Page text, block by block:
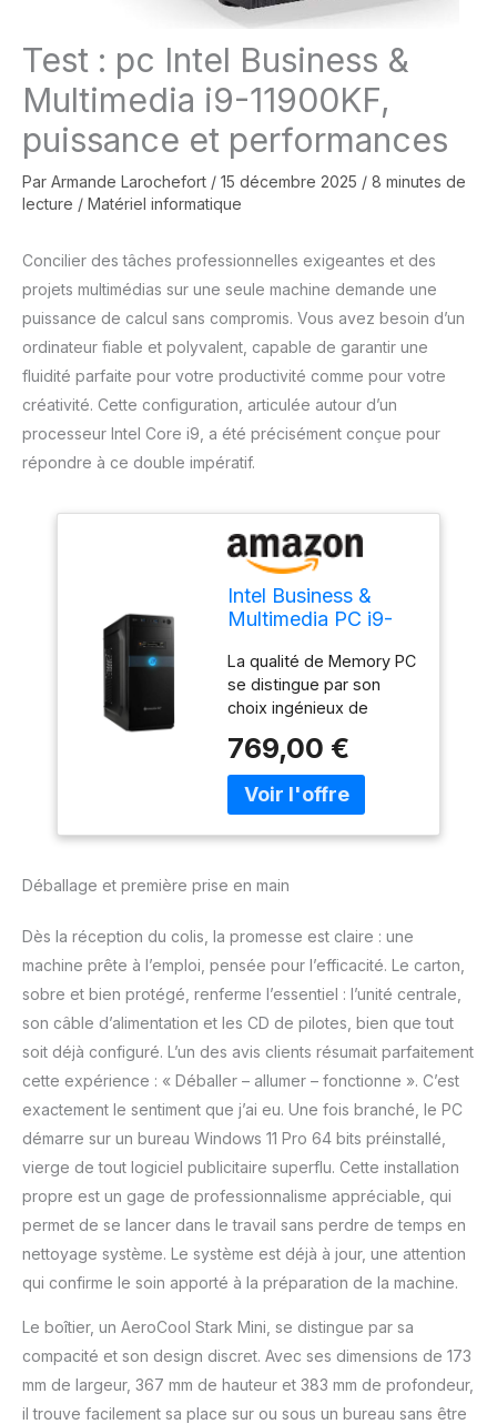
Test : pc Intel Business &
Multimedia i9-11900KF,
puissance et performances
Par Armande Larochefort / 15 décembre 2025 / 8 minutes de
lecture / Matériel informatique
Concilier des tâches professionnelles exigeantes et des
projets multimédias sur une seule machine demande une
puissance de calcul sans compromis. Vous avez besoin d’un
ordinateur fiable et polyvalent, capable de garantir une
fluidité parfaite pour votre productivité comme pour votre
créativité. Cette configuration, articulée autour d’un
processeur Intel Core i9, a été précisément conçue pour
répondre à ce double impératif.
Intel Business &
Multimedia PC i9-
GHz, DDR4 16 Go,
SSD 512 Go,
Graveur DVD,
Windows 11 Pro 64
bits
La qualité de Memory PC
se distingue par son
choix ingénieux de
encore et encore et
remporte divers tests de
qualité. L'interaction des
atelier spécialisé. La
clients est notre
maximum et notre
ambition que nous nous
ne laissons pas nos
clients sous la pluie
surtout après l'achat et
sommes toujours là pour
Allumez et commencez
immédiatement avec
tout. ! Ce système
Memory PC convainc par
ses composants de
marque fiables et
performants. Le Memory
puissance SixCore vous
fournit toutes les
vitesses nécessaires au
bureau ou à la maison.
769,00 €
Déballage et première prise en main
Dès la réception du colis, la promesse est claire : une
machine prête à l’emploi, pensée pour l’efficacité. Le carton,
sobre et bien protégé, renferme l’essentiel : l’unité centrale,
son câble d’alimentation et les CD de pilotes, bien que tout
soit déjà configuré. L’un des avis clients résumait parfaitement
cette expérience : « Déballer – allumer – fonctionne ». C’est
exactement le sentiment que j’ai eu. Une fois branché, le PC
démarre sur un bureau Windows 11 Pro 64 bits préinstallé,
vierge de tout logiciel publicitaire superflu. Cette installation
propre est un gage de professionnalisme appréciable, qui
permet de se lancer dans le travail sans perdre de temps en
nettoyage système. Le système est déjà à jour, une attention
qui confirme le soin apporté à la préparation de la machine.
Le boîtier, un AeroCool Stark Mini, se distingue par sa
compacité et son design discret. Avec ses dimensions de 173
mm de largeur, 367 mm de hauteur et 383 mm de profondeur,
il trouve facilement sa place sur ou sous un bureau sans être